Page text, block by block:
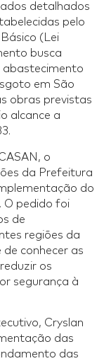
detalhados
pelo
(Lei
busca
abastecimento
em São
obras previstas
alcance a
o
da Prefeitura
do
O pedido foi
de
regiões da
conhecer as
os
segurança à
Cryslan
das
das